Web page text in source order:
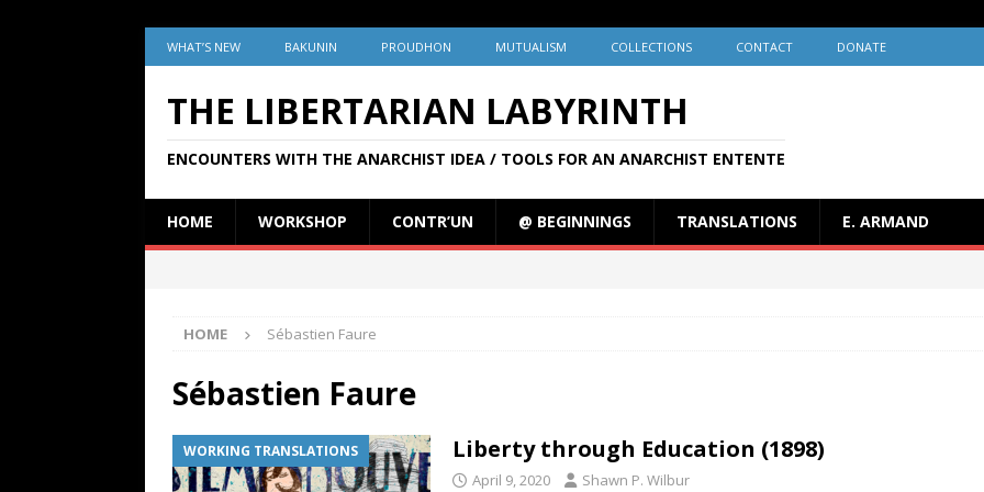
WHAT’S NEW BAKUNIN PROUDHON MUTUALISM COLLECTIONS CONTACT DONATE
THE LIBERTARIAN LABYRINTH
ENCOUNTERS WITH THE ANARCHIST IDEA / TOOLS FOR AN ANARCHIST ENTENTE
HOME WORKSHOP CONTR’UN @ BEGINNINGS TRANSLATIONS E. ARMAND
HOME Sébastien Faure
Sébastien Faure
WORKING TRANSLATIONS Liberty through Education (1898)
April 9, 2020 Shawn P. Wilbur